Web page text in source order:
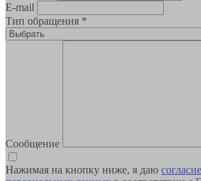
E-mail
Тип обращения *
Сообщение
Нажимая на кнопку ниже, я даю